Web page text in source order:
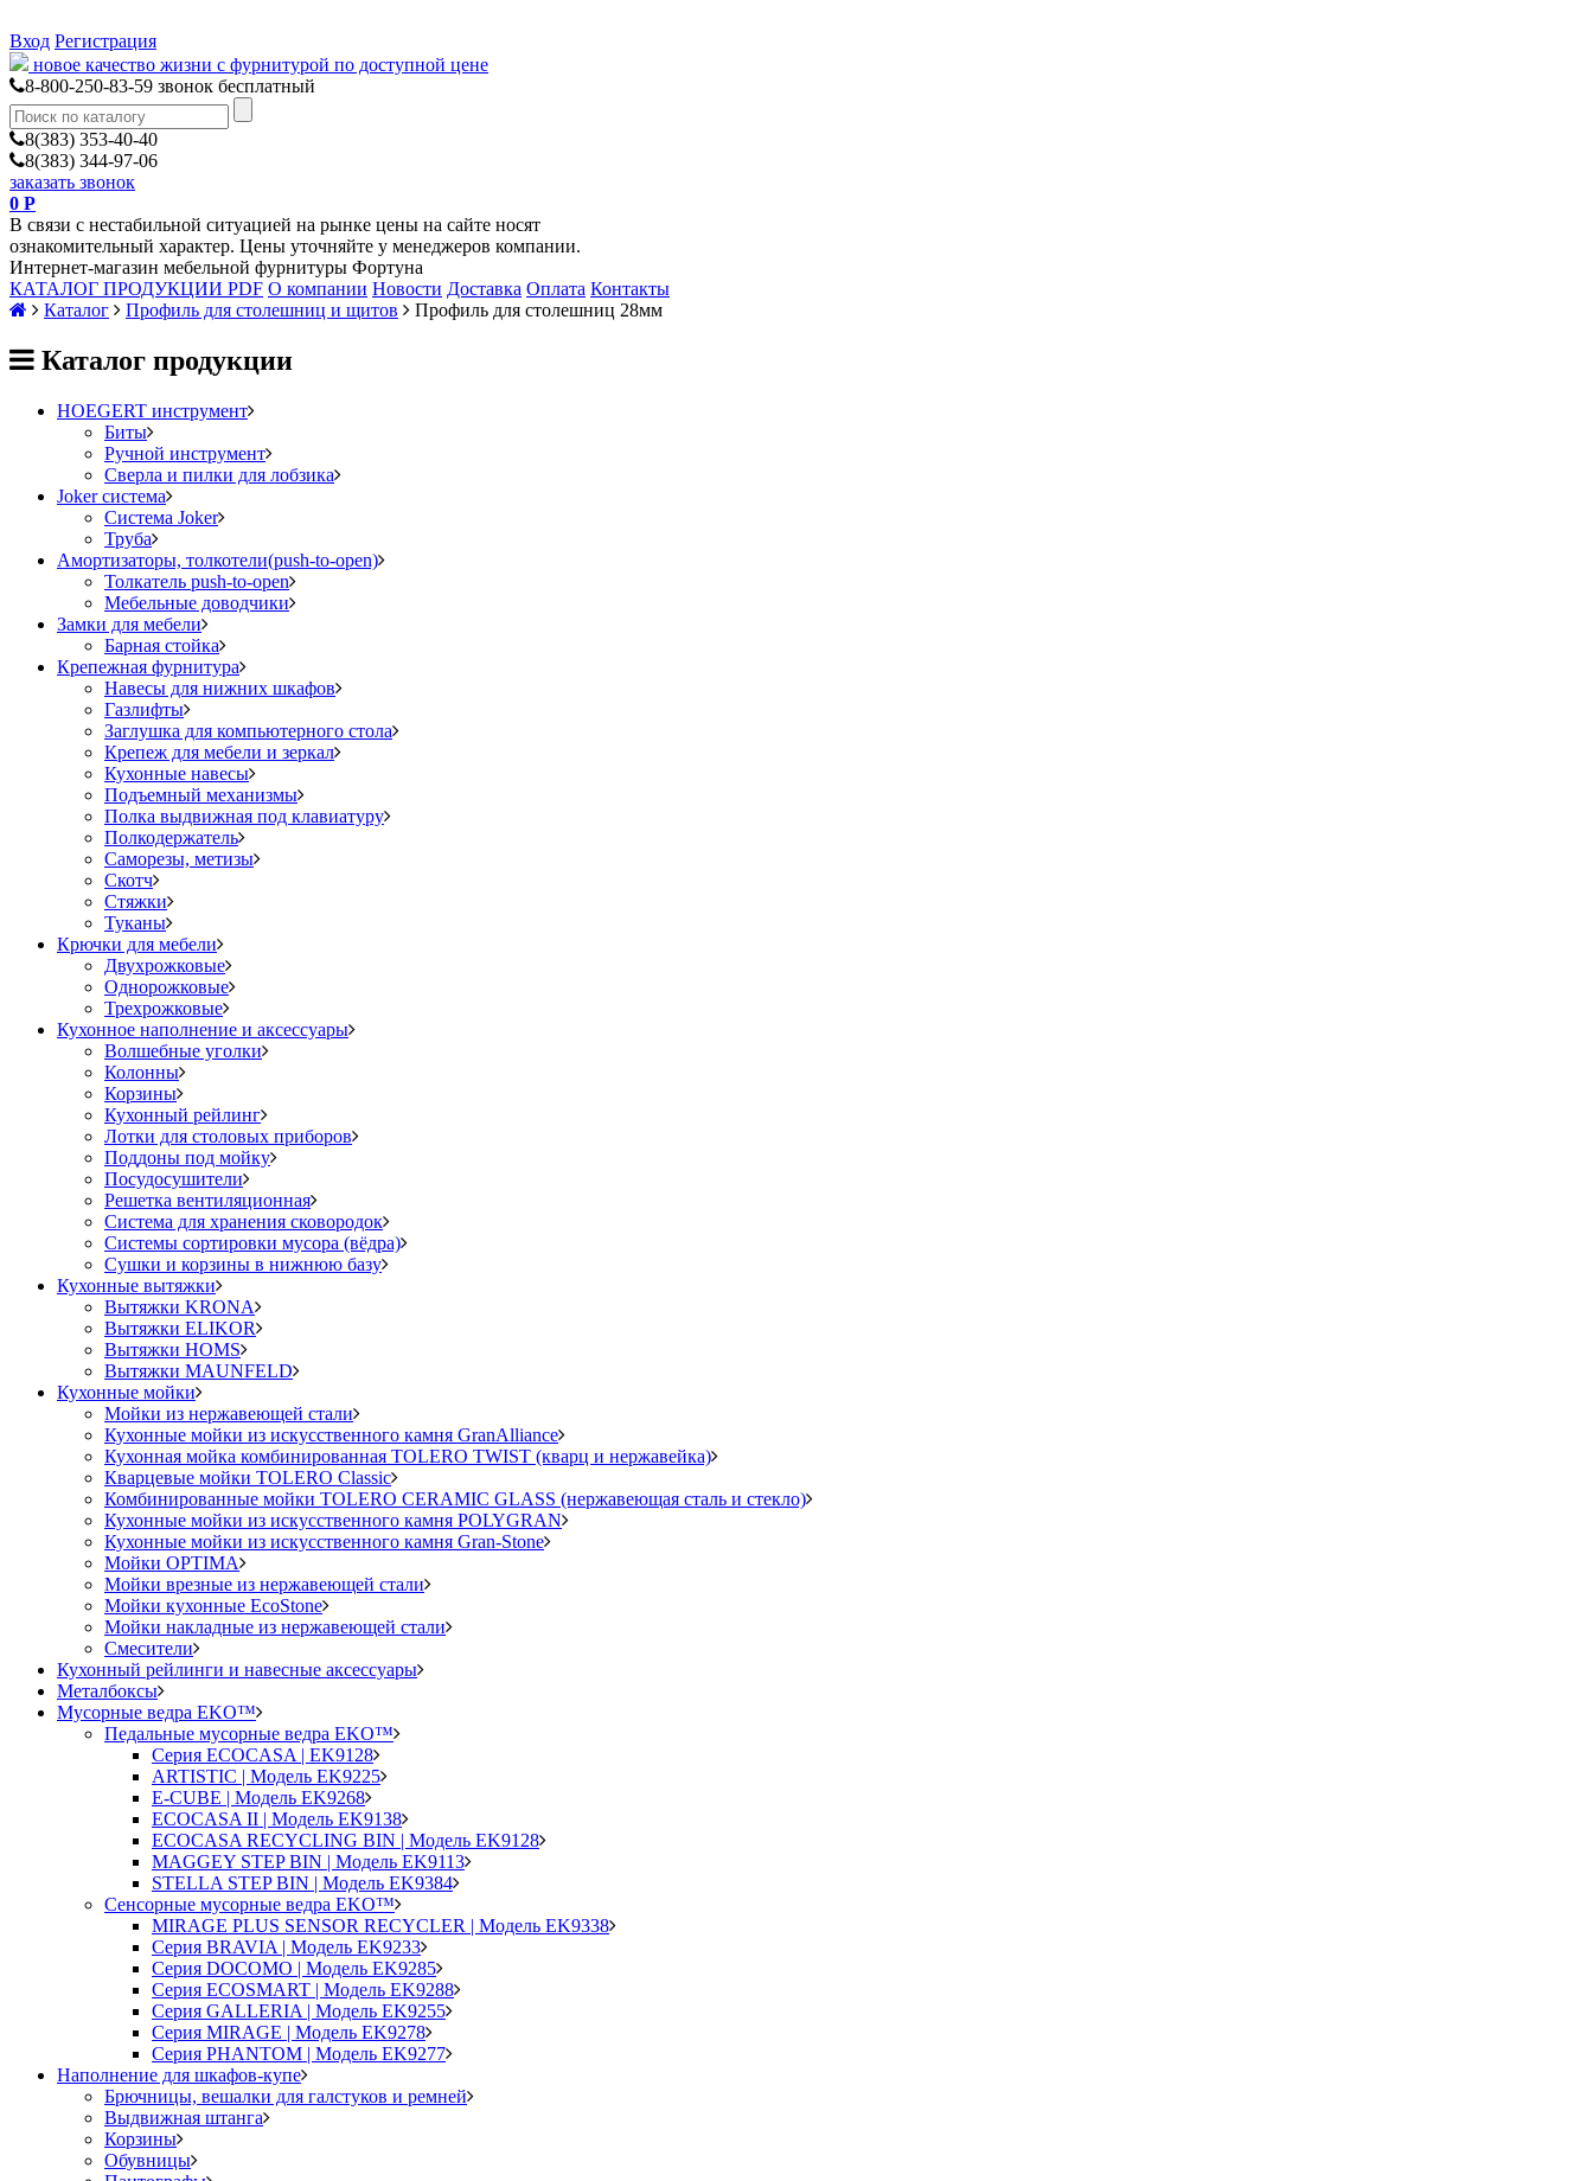
Вход Регистрация
новое качество жизни с фурнитурой по доступной цене
8-800-250-83-59 звонок бесплатный
8(383) 353-40-40
8(383) 344-97-06
заказать звонок
0 Р
В связи с нестабильной ситуацией на рынке цены на сайте носят
ознакомительный характер. Цены уточняйте у менеджеров компании.
Интернет-магазин мебельной фурнитуры Фортуна
КАТАЛОГ ПРОДУКЦИИ PDF О компании Новости Доставка Оплата Контакты
Каталог
Профиль для столешниц и щитов Профиль для столешниц 28мм
Каталог продукции
HOEGERT инструмент
Биты
Ручной инструмент
Сверла и пилки для лобзика
Joker система
Система Joker
Труба
Амортизаторы, толкотели(push-to-open)
Толкатель push-to-open
Мебельные доводчики
Замки для мебели
Барная стойка
Крепежная фурнитура
Навесы для нижних шкафов
Газлифты
Заглушка для компьютерного стола
Крепеж для мебели и зеркал
Кухонные навесы
Подъемный механизмы
Полка выдвижная под клавиатуру
Полкодержатель
Саморезы, метизы
Скотч
Стяжки
Туканы
Крючки для мебели
Двухрожковые
Однорожковые
Трехрожковые
Кухонное наполнение и аксессуары
Волшебные уголки
Колонны
Корзины
Кухонный рейлинг
Лотки для столовых приборов
Поддоны под мойку
Посудосушители
Решетка вентиляционная
Система для хранения сковородок
Системы сортировки мусора (вёдра)
Сушки и корзины в нижнюю базу
Кухонные вытяжки
Вытяжки KRONA
Вытяжки ELIKOR
Вытяжки HOMS
Вытяжки MAUNFELD
Кухонные мойки
Мойки из нержавеющей стали
Кухонные мойки из искусственного камня GranAlliance
Кухонная мойка комбинированная TOLERO TWIST (кварц и нержавейка)
Кварцевые мойки TOLERO Classic
Комбинированные мойки TOLERO CERAMIC GLASS (нержавеющая сталь и стекло)
Кухонные мойки из искусственного камня POLYGRAN
Кухонные мойки из искусственного камня Gran-Stone
Мойки OPTIMA
Мойки врезные из нержавеющей стали
Мойки кухонные EcoStone
Мойки накладные из нержавеющей стали
Смесители
Кухонный рейлинги и навесные аксессуары
Металбоксы
Мусорные ведра EKO™
Педальные мусорные ведра EKO™
Серия ECOCASA | EK9128
ARTISTIC | Модель EK9225
E-CUBE | Модель EK9268
ECOCASA II | Модель EK9138
ECOCASA RECYCLING BIN | Модель EK9128
MAGGEY STEP BIN | Модель EK9113
STELLA STEP BIN | Модель EK9384
Сенсорные мусорные ведра EKO™
MIRAGE PLUS SENSOR RECYCLER | Модель EK9338
Серия BRAVIA | Модель EK9233
Серия DOCOMO | Модель EK9285
Серия ECOSMART | Модель EK9288
Серия GALLERIA | Модель EK9255
Серия MIRAGE | Модель EK9278
Серия PHANTOM | Модель EK9277
Наполнение для шкафов-купе
Брючницы, вешалки для галстуков и ремней
Выдвижная штанга
Корзины
Обувницы